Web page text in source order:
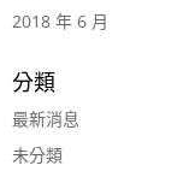
2018 年 6 月
分類
最新消息
未分類